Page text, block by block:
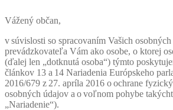
Vážený občan,
v súvislosti so spracovaním Vašich
prevádzkovateľa Vám ako osobe, o ktorej
(ďalej len „dotknutá osoba“) týmto
článkov 13 a 14 Nariadenia Európskeho
2016/679 z 27. apríla 2016 o ochrane
osobných údajov a o voľnom pohybe
„Nariadenie“).